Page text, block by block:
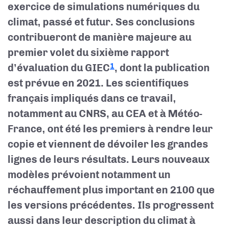
exercice de simulations numériques du
climat, passé et futur. Ses conclusions
contribueront de manière majeure au
premier volet du sixième rapport
d’évaluation du GIEC1, dont la publication
est prévue en 2021. Les scientifiques
français impliqués dans ce travail,
notamment au CNRS, au CEA et à Météo-
France, ont été les premiers à rendre leur
copie et viennent de dévoiler les grandes
lignes de leurs résultats. Leurs nouveaux
modèles prévoient notamment un
réchauffement plus important en 2100 que
les versions précédentes. Ils progressent
aussi dans leur description du climat à